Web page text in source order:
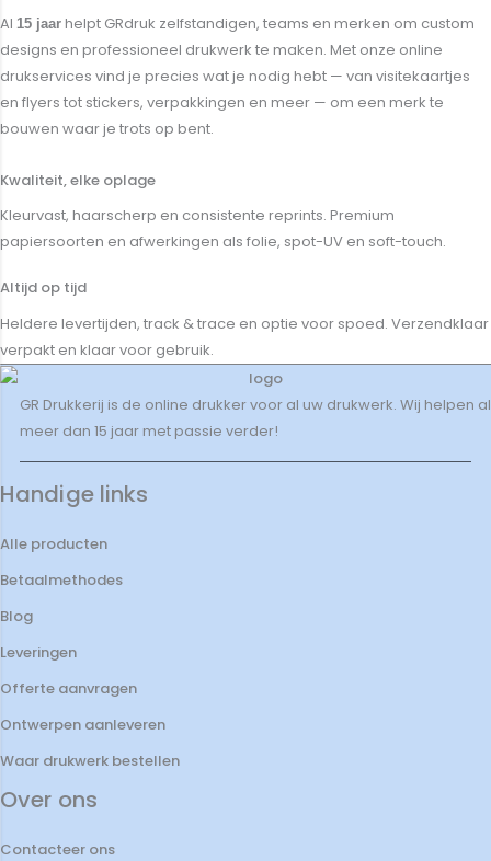
Al 15 jaar helpt GRdruk zelfstandigen, teams en merken om custom
designs en professioneel drukwerk te maken. Met onze online
drukservices vind je precies wat je nodig hebt — van visitekaartjes
en flyers tot stickers, verpakkingen en meer — om een merk te
bouwen waar je trots op bent.
Kwaliteit, elke oplage
Kleurvast, haarscherp en consistente reprints. Premium
papiersoorten en afwerkingen als folie, spot-UV en soft-touch.
Altijd op tijd
Heldere levertijden, track & trace en optie voor spoed. Verzendklaar
verpakt en klaar voor gebruik.
GR Drukkerij is de online drukker voor al uw drukwerk. Wij helpen al
meer dan 15 jaar met passie verder!
Handige links
Alle producten
Betaalmethodes
Blog
Leveringen
Offerte aanvragen
Ontwerpen aanleveren
Waar drukwerk bestellen
Over ons
Contacteer ons